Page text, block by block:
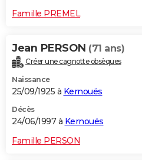
Famille PREMEL
Jean PERSON (71 ans)
Créer une cagnotte obsèques
Naissance
25/09/1925 à Kernouës
Décès
24/06/1997 à Kernouës
Famille PERSON